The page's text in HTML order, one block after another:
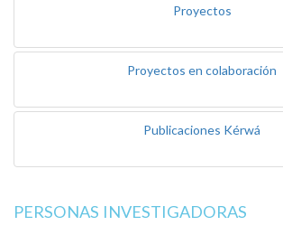
Proyectos
Proyectos en colaboración
Publicaciones Kérwá
PERSONAS INVESTIGADORAS